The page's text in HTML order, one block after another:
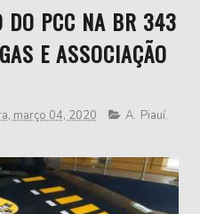
DO PCC NA BR 343
E ASSOCIAÇÃO
março 04, 2020 A, Piauí,